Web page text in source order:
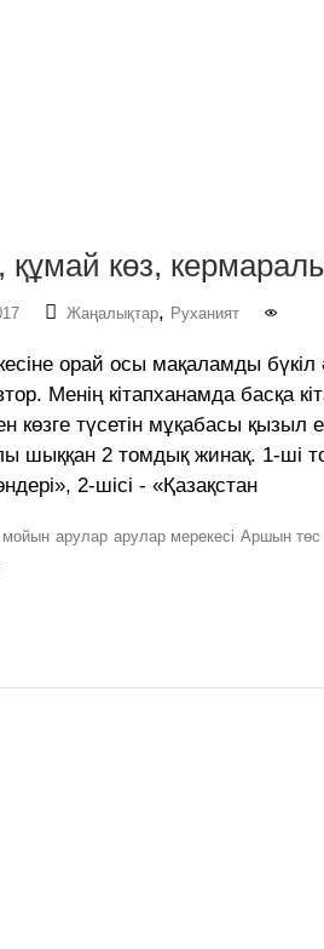
құмай көз,
Жаңалықтар, Руханият
орай осы мақаламды бүкіл
Менің кітапханамда басқа
көзге түсетін мұқабасы қызыл
шыққан 2 томдық жинақ. 1-ші
2-шісі - «Қазақстан
арулар арулар мерекесі Аршын төс